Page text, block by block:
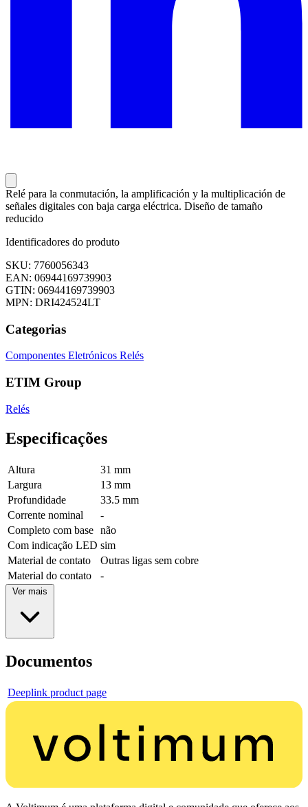
Relé para la conmutación, la amplificación y la multiplicación de
señales digitales con baja carga eléctrica. Diseño de tamaño
reducido
Identificadores do produto
SKU: 7760056343
EAN: 06944169739903
GTIN: 06944169739903
MPN: DRI424524LT
Categorias
Componentes Eletrónicos Relés
ETIM Group
Relés
Especificações
Altura
31 mm
Largura
13 mm
Profundidade
33.5 mm
Corrente nominal
-
Completo com base não
Com indicação LED sim
Material de contato
Outras ligas sem cobre
Material do contato
-
Ver mais
Documentos
Deeplink product page